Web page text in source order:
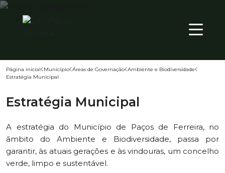
Território
Município
Atualidade
23º PT
Página inicial Município Áreas de Governação Ambiente e Biodiversidade
Estratégia Municipal
Estratégia Municipal
A estratégia do Município de Paços de Ferreira, no
âmbito do Ambiente e Biodiversidade, passa por
garantir, às atuais gerações e às vindouras, um concelho
verde, limpo e sustentável.